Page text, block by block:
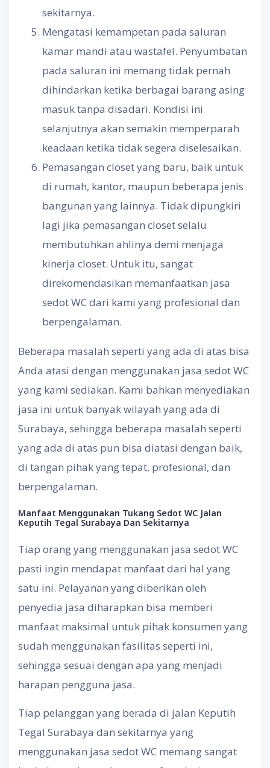
sekitarnya.
Mengatasi kemampetan pada saluran
kamar mandi atau wastafel. Penyumbatan
pada saluran ini memang tidak pernah
dihindarkan ketika berbagai barang asing
masuk tanpa disadari. Kondisi ini
selanjutnya akan semakin memperparah
keadaan ketika tidak segera diselesaikan.
Pemasangan closet yang baru, baik untuk
di rumah, kantor, maupun beberapa jenis
bangunan yang lainnya. Tidak dipungkiri
lagi jika pemasangan closet selalu
membutuhkan ahlinya demi menjaga
kinerja closet. Untuk itu, sangat
direkomendasikan memanfaatkan jasa
sedot WC dari kami yang profesional dan
berpengalaman.
Beberapa masalah seperti yang ada di atas bisa
Anda atasi dengan menggunakan jasa sedot WC
yang kami sediakan. Kami bahkan menyediakan
jasa ini untuk banyak wilayah yang ada di
Surabaya, sehingga beberapa masalah seperti
yang ada di atas pun bisa diatasi dengan baik,
di tangan pihak yang tepat, profesional, dan
berpengalaman.
Manfaat Menggunakan Tukang Sedot WC Jalan
Keputih Tegal Surabaya Dan Sekitarnya
Tiap orang yang menggunakan jasa sedot WC
pasti ingin mendapat manfaat dari hal yang
satu ini. Pelayanan yang diberikan oleh
penyedia jasa diharapkan bisa memberi
manfaat maksimal untuk pihak konsumen yang
sudah menggunakan fasilitas seperti ini,
sehingga sesuai dengan apa yang menjadi
harapan pengguna jasa.
Tiap pelanggan yang berada di jalan Keputih
Tegal Surabaya dan sekitarnya yang
menggunakan jasa sedot WC memang sangat